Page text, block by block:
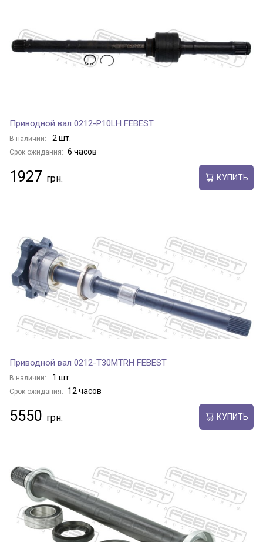
Приводной вал 0212-P10LH FEBEST
В наличии: 2 шт.
Срок ожидания: 6 часов
1927 КУПИТЬ
Приводной вал 0212-T30MTRH FEBEST
В наличии: 1 шт.
Срок ожидания: 12 часов
5550 КУПИТЬ